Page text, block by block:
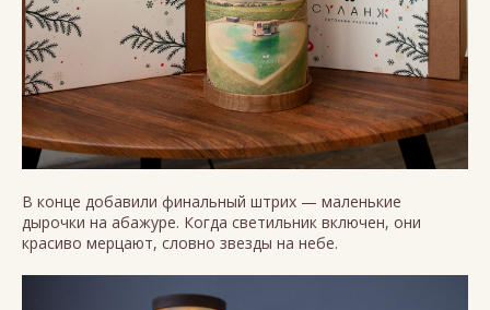
В конце добавили финальный штрих — маленькие
дырочки на абажуре. Когда светильник включен, они
красиво мерцают, словно звезды на небе.